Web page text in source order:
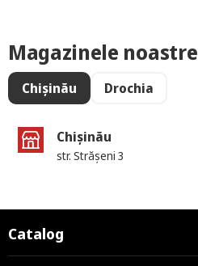
Magazinele noastre
Chișinău Drochia
Chișinău
str. Strășeni 3
Catalog